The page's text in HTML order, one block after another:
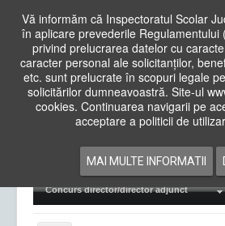
Vă informăm că Inspectoratul Scolar
în aplicare prevederile Regulamentului
privind prelucrarea datelor cu
caracter personal ale solicitanților,
etc. sunt prelucrate în scopuri legale
solicitărilor dumneavoastră. Site-ul
cookies. Continuarea navigarii pe
acceptare a politicii de
MAI MULTE INFORMATII
Cauta
in
siteAcasa Cadre Didactice
Examene Naționale
Concurs director/director adjunct